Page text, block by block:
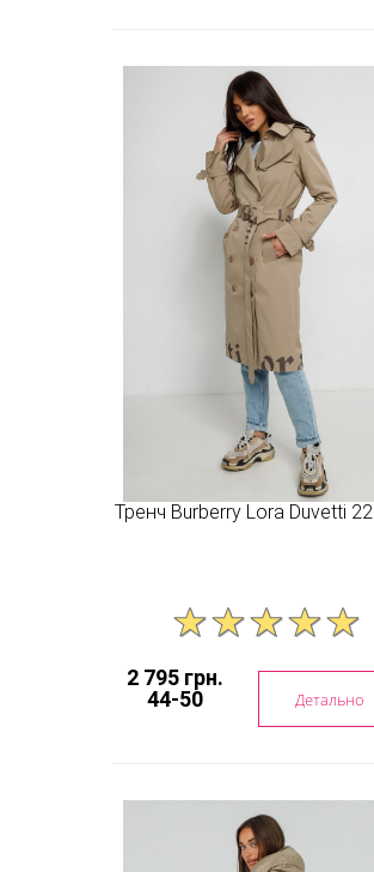
Тренч Burberry Lora Duvetti
2 795 грн.
44-50
Детально